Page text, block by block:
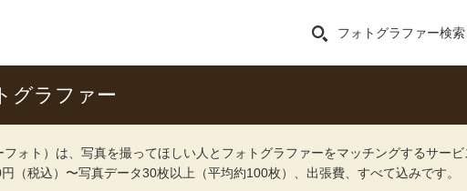
フォトグラファー検索
グラファー
ォト）は、写真を撮ってほしい人とフォトグラファーをマッチングするサービ
（税込）〜写真データ30枚以上（平均約100枚）、出張費、すべて込みです。